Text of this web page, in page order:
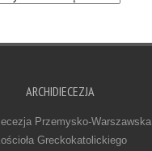
ARCHIDIECEZJA
Przemysko-Warszawska
Greckokatolickiego